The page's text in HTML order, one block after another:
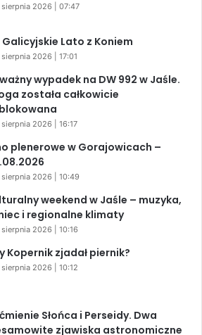
2026 | 07:47
Galicyjskie Lato z Koniem
sierpnia 2026 | 17:01
wypadek na DW 992 w Jaśle.
została całkowicie
sierpnia 2026 | 16:17
plenerowe w Gorajowicach –
sierpnia 2026 | 10:49
weekend w Jaśle – muzyka,
i regionalne klimaty
sierpnia 2026 | 10:16
Kopernik zjadał piernik?
sierpnia 2026 | 10:12
Słońca i Perseidy. Dwa
zjawiska astronomiczne